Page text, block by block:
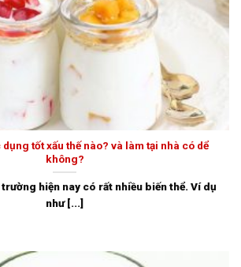
tốt xấu thế nào? và làm tại nhà có dể
không?
hiện nay có rất nhiều biến thể. Ví dụ
như [...]